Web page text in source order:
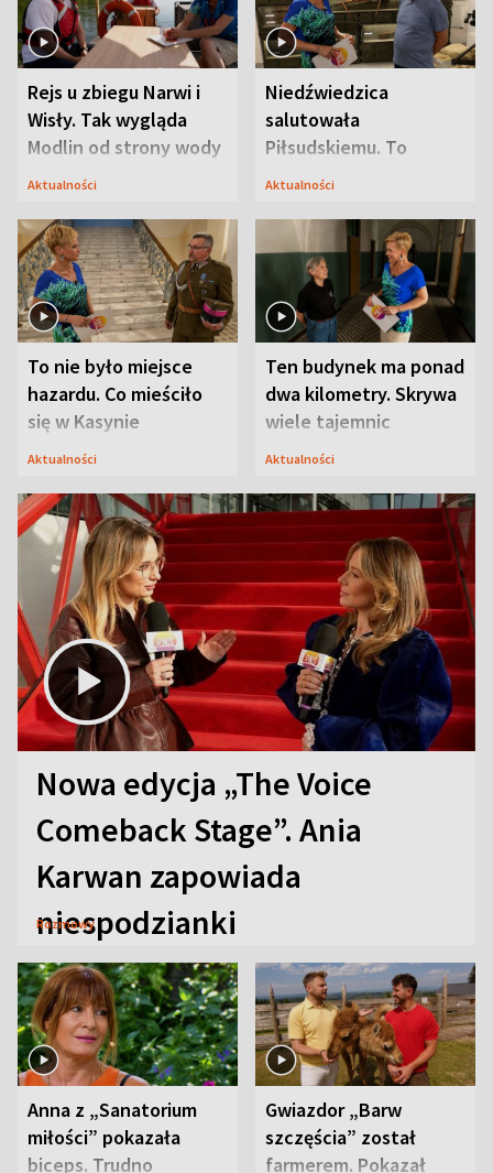
Rejs u zbiegu Narwi i
Wisły. Tak wygląda
Modlin od strony wody
Aktualności
Niedźwiedzica
salutowała
Piłsudskiemu. To
niejedyna tajemnica
Aktualności
To nie było miejsce
hazardu. Co mieściło
się w Kasynie
Oficerskim?
Aktualności
Ten budynek ma ponad
dwa kilometry. Skrywa
wiele tajemnic
Aktualności
Nowa edycja „The Voice
Comeback Stage”. Ania
Karwan zapowiada
niespodzianki
Rozmowy
Anna z „Sanatorium
miłości” pokazała
biceps. Trudno
Gwiazdor „Barw
szczęścia” został
farmerem. Pokazał